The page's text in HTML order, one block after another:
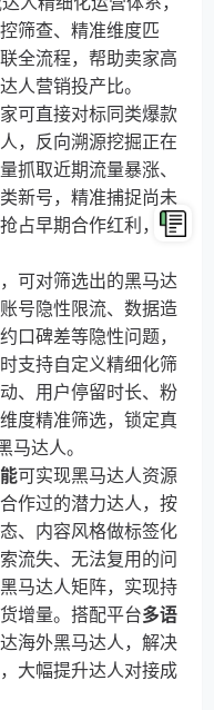
筛查、精准维度匹
全流程，帮助卖家高
人营销投产比。
可直接对标同类爆款
，反向溯源挖掘正在
抓取近期流量暴涨、
新号，精准捕捉尚未
占早期合作红利，避
，可对筛选出的黑马达
号隐性限流、数据造
口碑差等隐性问题，
支持自定义精细化筛
、用户停留时长、粉
度精准筛选，锁定真
马达人。
可实现黑马达人资源
作过的潜力达人，按
、内容风格做标签化
流失、无法复用的问
马达人矩阵，实现持
增量。搭配平台多语
海外黑马达人，解决
大幅提升达人对接成